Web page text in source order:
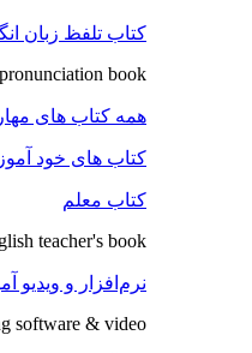
کتاب تلفظ زبان
book
همه کتاب های
کتاب های خود
کتاب معلم
teacher's book
نرم‌افزار و ویدیو
software & video